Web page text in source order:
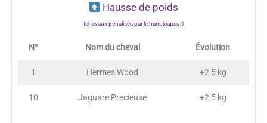
Hausse de poids
(chevaux pénalisés par le handicapeur)
N° Nom du cheval Évolution
1 Hermes Wood +2,5 kg
10 Jaguare Precieuse +2,5 kg